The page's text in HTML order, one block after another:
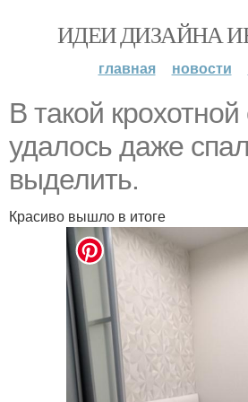
ИДЕИ ДИЗАЙНА
главная новости
В такой
удалось даже
выделить.
Красиво вышло в итоге